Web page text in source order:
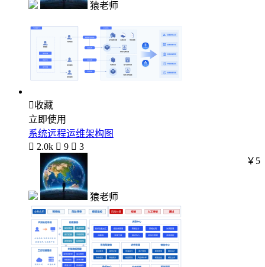
猿老师
收藏
立即使用
系统远程运维架构图
 2.0k  9  3
猿老师
￥5